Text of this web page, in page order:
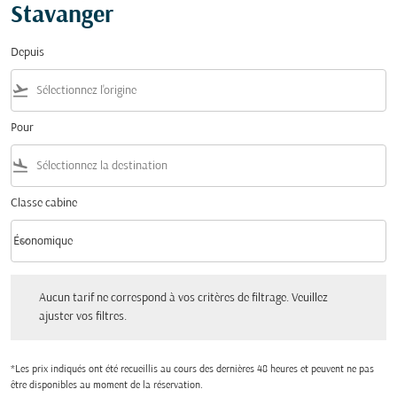
Stavanger
Depuis
flight_takeoff
Pour
flight_land
Classe cabine
Classe cabine option Économique Selected
Économique
keyboard_arrow_down
Aucun tarif ne correspond à vos critères de filtrage. Veuillez
ajuster vos filtres.
*Les prix indiqués ont été recueillis au cours des dernières 48 heures et peuvent ne pas
être disponibles au moment de la réservation.